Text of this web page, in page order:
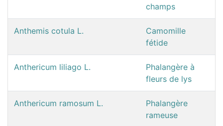
champs
Anthemis cotula L.
Camomille
fétide
Anthericum liliago L.
Phalangère à
fleurs de lys
Anthericum ramosum L.
Phalangère
rameuse